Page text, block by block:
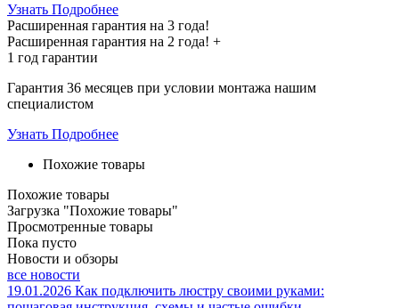
Узнать Подробнее
Расширенная гарантия на 3 года!
Расширенная гарантия на 2 года! +
1 год гарантии
Гарантия 36 месяцев при условии монтажа нашим
специалистом
Узнать Подробнее
Похожие товары
Похожие товары
Загрузка "Похожие товары"
Просмотренные товары
Пока пусто
Новости и обзоры
все новости
19.01.2026 Как подключить люстру своими руками: